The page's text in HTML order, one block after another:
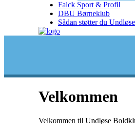
Falck Sport & Profil
DBU Børneklub
Sådan støtter du
Velkommen
Velkommen til Undløse